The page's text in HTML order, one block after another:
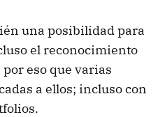
una posibilidad para
el reconocimiento
eso que varias
a ellos; incluso con